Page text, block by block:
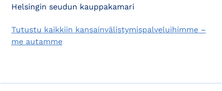
Helsingin seudun kauppakamari
Tutustu kaikkiin kansainvälistymispalveluihimme –
me autamme